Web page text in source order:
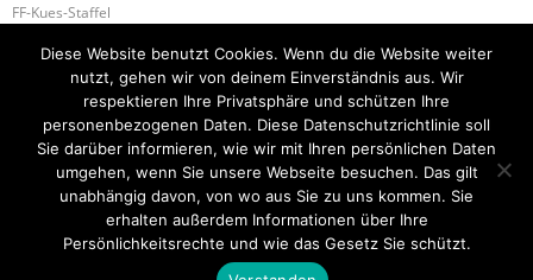
FF-Kues-Staffel
Führungsstaffel-BeKu
H-1 PERSON IN AUFZUG H-2 UNTERSTÜTZUNG RD
Startseite Einsätze Mitglied werden Über uns
Kontakt
Diese Website benutzt Cookies. Wenn du die Website weiter
nutzt, gehen wir von deinem Einverständnis aus. Wir
respektieren Ihre Privatsphäre und schützen Ihre
personenbezogenen Daten. Diese Datenschutzrichtlinie soll
Sie darüber informieren, wie wir mit Ihren persönlichen Daten
umgehen, wenn Sie unsere Webseite besuchen. Das gilt
unabhängig davon, von wo aus Sie zu uns kommen. Sie
erhalten außerdem Informationen über Ihre
Persönlichkeitsrechte und wie das Gesetz Sie schützt.